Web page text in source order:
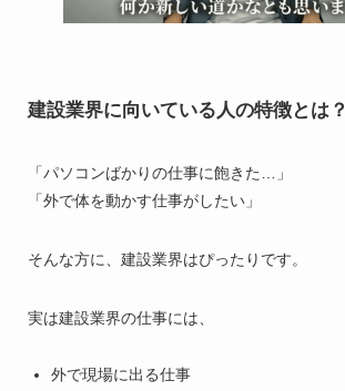
建設業界に向いている人の特徴とは？
「パソコンばかりの仕事に飽きた…」
「外で体を動かす仕事がしたい」
そんな方に、建設業界はぴったりです。
実は建設業界の仕事には、
外で現場に出る仕事